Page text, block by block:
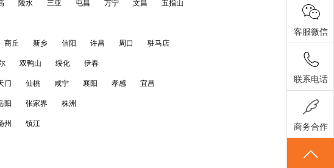
陵水 三亚 屯昌 万宁 文昌 五指山
商丘 新乡 信阳 许昌 周口 驻马店
双鸭山 绥化 伊春
门 仙桃 咸宁 襄阳 孝感 宜昌
阳 张家界 株洲
州 镇江
客服微信
联系电话
商务合作